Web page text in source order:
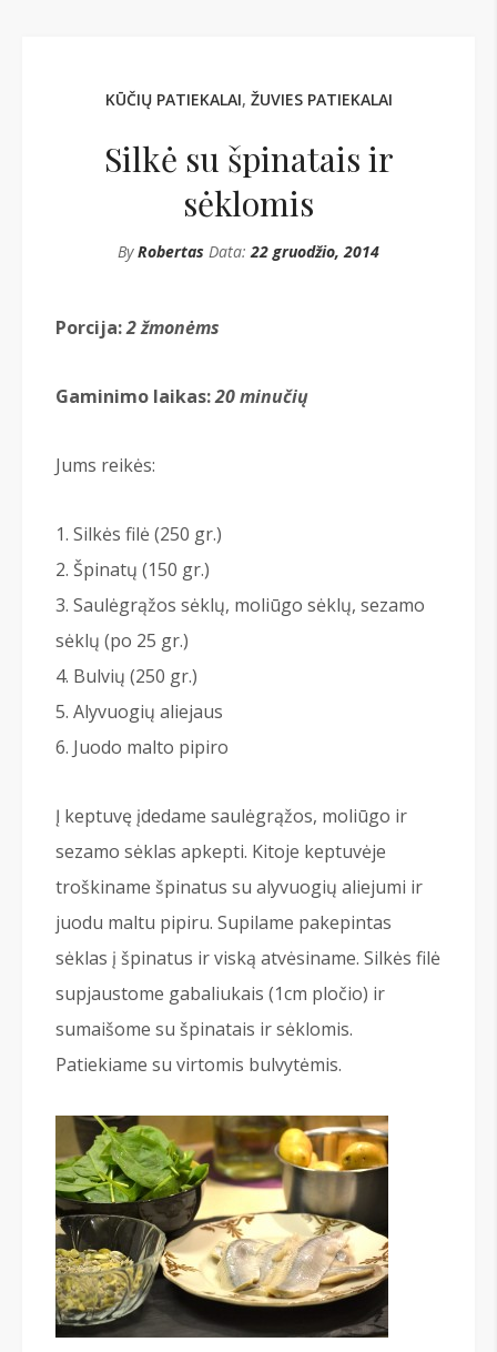
KŪČIŲ PATIEKALAI, ŽUVIES PATIEKALAI
Silkė su špinatais ir
sėklomis
ByRobertas Data:22 gruodžio, 2014
Porcija:2 žmonėms
Gaminimo laikas:20 minučių
Jums reikės:
Silkės filė (250 gr.)
Špinatų (150 gr.)
Saulėgrąžos sėklų, moliūgo sėklų, sezamo
sėklų (po 25 gr.)
Bulvių (250 gr.)
Alyvuogių aliejaus
Juodo malto pipiro
Į keptuvę įdedame saulėgrąžos, moliūgo ir
sezamo sėklas apkepti. Kitoje keptuvėje
troškiname špinatus su alyvuogių aliejumi ir
juodu maltu pipiru. Supilame pakepintas
sėklas į špinatus ir viską atvėsiname. Silkės filė
supjaustome gabaliukais (1cm pločio) ir
sumaišome su špinatais ir sėklomis.
Patiekiame su virtomis bulvytėmis.